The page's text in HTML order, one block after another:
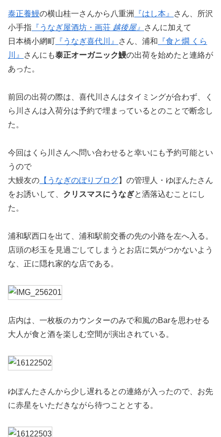
泰正養鰻の横山桂一さんから八重洲 『はし本』
さん、所沢
小手指 『うなぎ屋酒坊・画荘 越後屋』 さんに加えて
日本橋小網町 『うなぎ喜代川』 さん、浦和 『食と燗 くら
川』
さんにも泰正オーガニック鰻の出荷を始めたと連絡が
あった。
前回の出荷の際は、喜代川さんはタイミングが合わず、く
ら川さんは入荷分は予約で埋まっているとのことで断念し
た。
今回はくら川さんへ問い合わせると幸いにも予約可能とい
うので
大鰻友の 【うなぎのぼりブログ】の管理人・ゆぽんたさん
をお誘いして、 クリスマスにうなぎと洒落込むことにし
た。
浦和駅西口を出て、浦和駅前交番の先の小路を左へ入る。
店頭の杉玉を見過ごしてしまうとお店に気がつかないよう
な、正に隠れ家的な店である。
店内は、一枚板のカウンターのみで和風のBarを思わせる
大人が食と酒を楽しむ空間が演出されている。
ゆぽんたさんから少し遅れるとの連絡が入ったので、お先
に赤星をいただきながら待つこととする。